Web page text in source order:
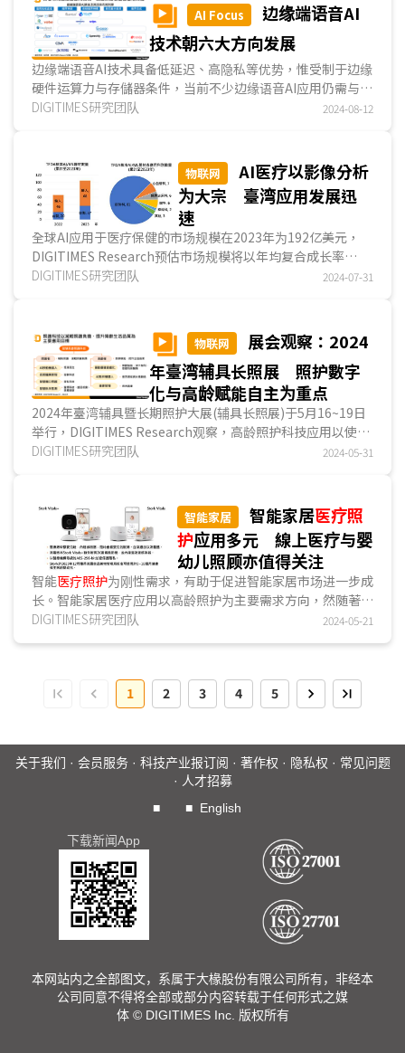
AI Focus
边缘端语音AI
技术朝六大方向发展
边缘端语音AI技术具备低延迟、高隐私等优势，惟受制于边缘
硬件运算力与存儲器条件，当前不少边缘语音AI应用仍需与云
端运算协同分工，DIGITIMES Research预期边缘语...
DIGITIMES研究团队 2024-08-12
物联网
AI医疗以影像分析
为大宗 臺湾应用发展迅
速
全球AI应用于医疗保健的市场规模在2023年为192亿美元，
DIGITIMES Research预估市场规模将以年均复合成长率
(CAGR) 35.8%成长至2030年的1,597亿美元。臺湾AI医疗...
DIGITIMES研究团队 2024-07-31
物联网
展会观察：2024
年臺湾辅具长照展 照护數字
化与高龄赋能自主为重点
2024年臺湾辅具暨长期照护大展(辅具长照展)于5月16~19日
举行，DIGITIMES Research观察，高龄照护科技应用以使用
者需求为导向，主要分为两大类型，包括为照护者减...
DIGITIMES研究团队 2024-05-31
智能家居 智能家居医疗照
护应用多元 線上医疗与婴
幼儿照顾亦值得关注
智能医疗照护为刚性需求，有助于促进智能家居市场进一步成
长。智能家居医疗应用以高龄照护为主要需求方向，然随著技
术发展与进步，線上医疗与婴幼儿照护需求亦逐渐攀升。
DIGITIMES研究团队 2024-05-21
1 2 3 4 5
关于我们 · 会员服务· 科技产业报订阅 · 著作权 · 隐私权 · 常见问题
· 人才招募
■
■ English
下载新闻App
本网站内之全部图文，系属于大椽股份有限公司所有，非经本
公司同意不得将全部或部分内容转载于任何形式之媒
体 © DIGITIMES Inc. 版权所有